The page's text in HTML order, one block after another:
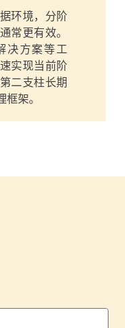
环境，分阶
常更有效。
决方案等工
实现当前阶
二支柱长期
架。